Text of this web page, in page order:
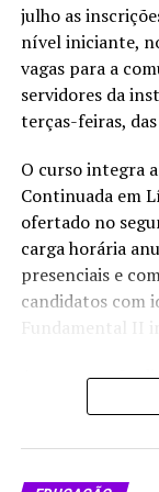
O cronograma
deferidas em 4
publicado no
agosto. A lista
10 de agosto.
Os professores
disciplinas,
projetos de
autoavaliação e
também reforça
estratégica para
de tecnologias
julho as
nível iniciante,
vagas para a
servidores da
terças-feiras,
O curso integra
Continuada em
ofertado no
carga horária
presenciais e
candidatos com
Fundamental II
As vagas estão
externa, oito
todas as vagas,
oportunidades